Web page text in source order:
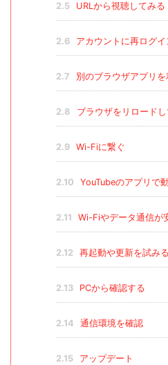
2.5 URLから視聴してみる
2.6 アカウントに再ログ
2.7 別のブラウザアプリ
2.8 ブラウザをリロード
2.9 Wi-Fiに繋ぐ
2.10 YouTubeのアプリで
2.11 Wi-Fiやデータ通信が
2.12 再起動や更新を試みる
2.13 PCから確認する
2.14 通信環境を確認
2.15 アップデート